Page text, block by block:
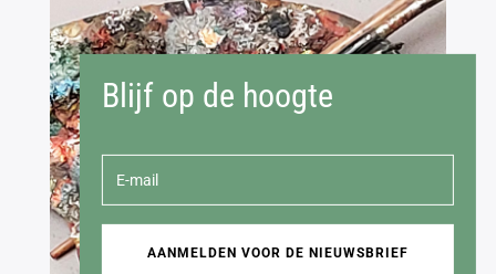
Blijf op de hoogte
AANMELDEN VOOR DE NIEUWSBRIEF